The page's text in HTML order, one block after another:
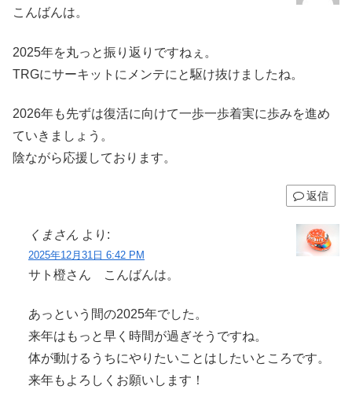
こんばんは。
2025年を丸っと振り返りですねぇ。
TRGにサーキットにメンテにと駆け抜けましたね。
2026年も先ずは復活に向けて一歩一歩着実に歩みを進め
ていきましょう。
陰ながら応援しております。
返信
くまさん より:
2025年12月31日 6:42 PM
サト橙さん こんばんは。
あっという間の2025年でした。
来年はもっと早く時間が過ぎそうですね。
体が動けるうちにやりたいことはしたいところです。
来年もよろしくお願いします！